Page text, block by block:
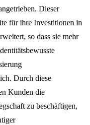
Dieser
für ihre Investitionen in
so dass sie mehr
Durch diese
Kunden die
zu beschäftigen,